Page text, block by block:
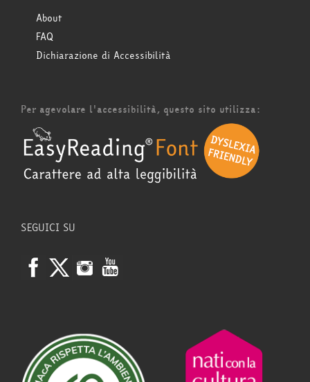
About
FAQ
Dichiarazione di Accessibilità
Per agevolare l'accessibilità, questo sito utilizza:
SEGUICI SU